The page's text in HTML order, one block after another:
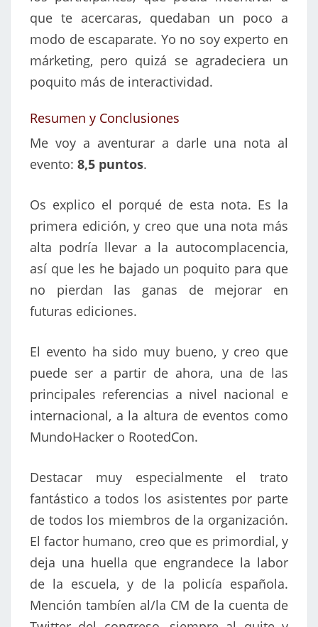
que te acercaras, quedaban un poco a
modo de escaparate. Yo no soy experto en
márketing, pero quizá se agradeciera un
poquito más de interactividad.
Resumen y Conclusiones
Me voy a aventurar a darle una nota al
evento: 8,5 puntos.
Os explico el porqué de esta nota. Es la
primera edición, y creo que una nota más
alta podría llevar a la autocomplacencia,
así que les he bajado un poquito para que
no pierdan las ganas de mejorar en
futuras ediciones.
El evento ha sido muy bueno, y creo que
puede ser a partir de ahora, una de las
principales referencias a nivel nacional e
internacional, a la altura de eventos como
MundoHacker o RootedCon.
Destacar muy especialmente el trato
fantástico a todos los asistentes por parte
de todos los miembros de la organización.
El factor humano, creo que es primordial, y
deja una huella que engrandece la labor
de la escuela, y de la policía española.
Mención tambíen al/la CM de la cuenta de